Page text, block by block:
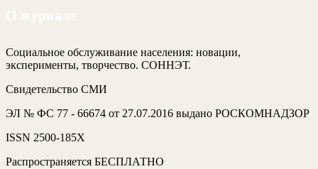
Социальное обслуживание населения: новации,
эксперименты, творчество. СОННЭТ.
Свидетельство СМИ
ЭЛ № ФС 77 - 66674 от 27.07.2016 выдано РОСКОМНАДЗОР
ISSN 2500-185Х
Распространяется БЕСПЛАТНО